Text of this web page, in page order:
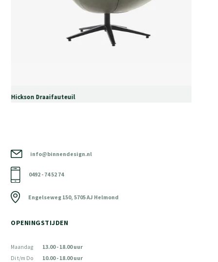
Hickson Draaifauteuil
info@binnendesign.nl
0492 - 74 52 74
Engelseweg 150, 5705 AJ Helmond
OPENINGSTIJDEN
Maandag
Di t/m Do
13.00 - 18.00 uur
10.00 - 18.00 uur